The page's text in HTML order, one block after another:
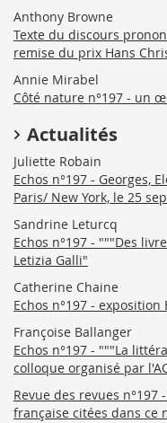
Anthony Browne
Texte du discours
remise du prix Hans
Annie Mirabel
Côté nature n°197 - un
Actualités
Juliette Robain
Echos n°197 - Georges,
Paris/ New York, le 25
Sandrine Leturcq
Echos n°197 - """Des
Letizia Galli"
Catherine Chaine
Echos n°197 - exposition
Françoise Ballanger
Echos n°197 - """La
colloque organisé par
Revue des revues
française citées dans ce